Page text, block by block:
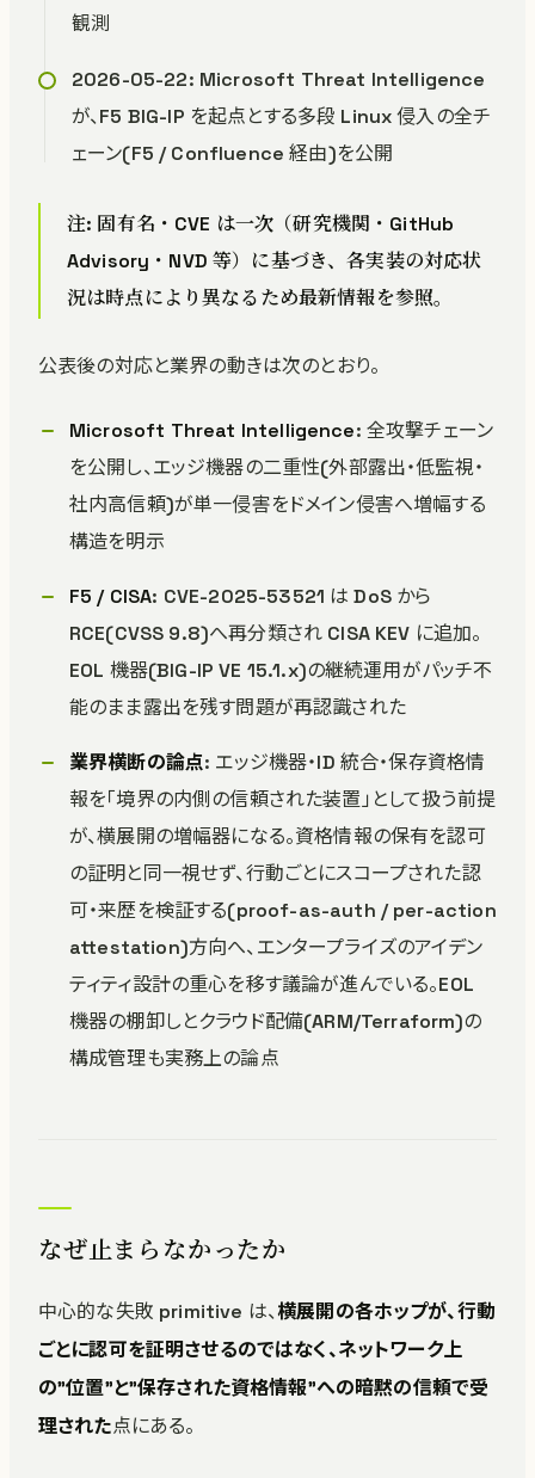
観測
2026-05-22: Microsoft Threat Intelligence
が、F5 BIG-IP を起点とする多段 Linux 侵入の全チ
ェーン(F5 / Confluence 経由)を公開
注: 固有名・CVE は一次（研究機関・GitHub
Advisory・NVD 等）に基づき、各実装の対応状
況は時点により異なるため最新情報を参照。
公表後の対応と業界の動きは次のとおり。
Microsoft Threat Intelligence: 全攻撃チェーン
を公開し、エッジ機器の二重性(外部露出・低監視・
社内高信頼)が単一侵害をドメイン侵害へ増幅する
構造を明示
F5 / CISA: CVE-2025-53521 は DoS から
RCE(CVSS 9.8)へ再分類され CISA KEV に追加。
EOL 機器(BIG-IP VE 15.1.x)の継続運用がパッチ不
能のまま露出を残す問題が再認識された
業界横断の論点: エッジ機器・ID 統合・保存資格情
報を「境界の内側の信頼された装置」として扱う前提
が、横展開の増幅器になる。資格情報の保有を認可
の証明と同一視せず、行動ごとにスコープされた認
可・来歴を検証する(proof-as-auth / per-action
attestation)方向へ、エンタープライズのアイデン
ティティ設計の重心を移す議論が進んでいる。EOL
機器の棚卸しとクラウド配備(ARM/Terraform)の
構成管理も実務上の論点
なぜ止まらなかったか
中心的な失敗 primitive は、横展開の各ホップが、行動
ごとに認可を証明させるのではなく、ネットワーク上
の”位置”と”保存された資格情報”への暗黙の信頼で受
理された点にある。